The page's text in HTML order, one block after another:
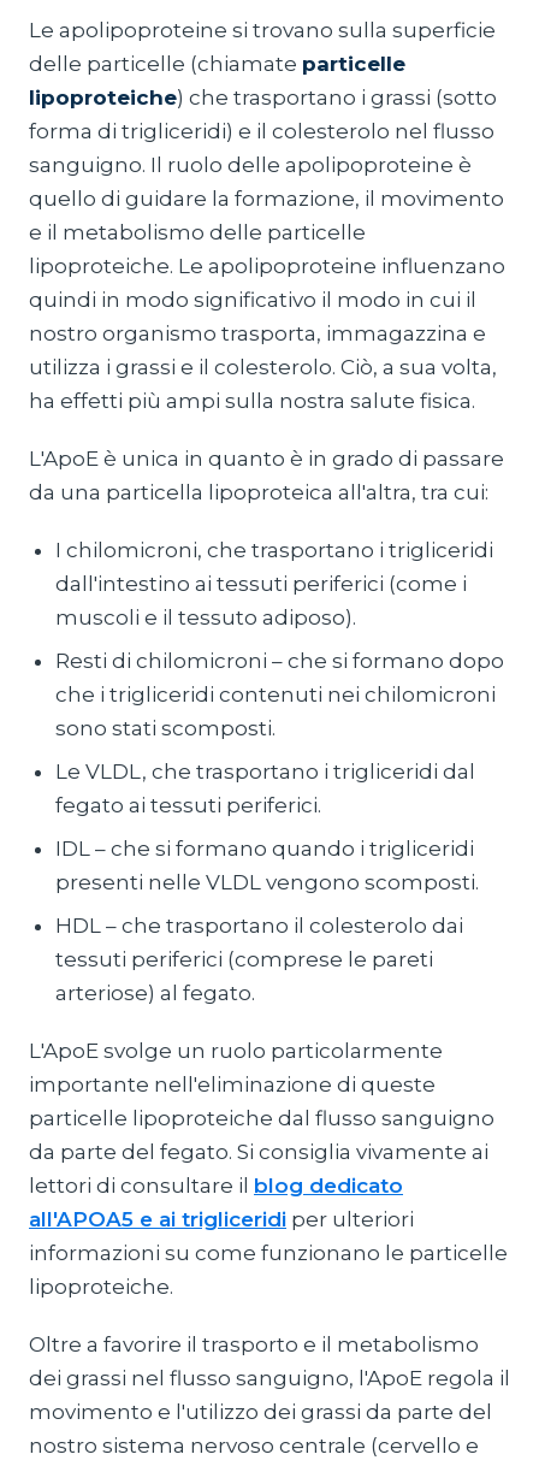
Le apolipoproteine si trovano sulla superficie
delle particelle (chiamate particelle
lipoproteiche) che trasportano i grassi (sotto
forma di trigliceridi) e il colesterolo nel flusso
sanguigno. Il ruolo delle apolipoproteine è
quello di guidare la formazione, il movimento
e il metabolismo delle particelle
lipoproteiche. Le apolipoproteine influenzano
quindi in modo significativo il modo in cui il
nostro organismo trasporta, immagazzina e
utilizza i grassi e il colesterolo. Ciò, a sua volta,
ha effetti più ampi sulla nostra salute fisica.
L'ApoE è unica in quanto è in grado di passare
da una particella lipoproteica all'altra, tra cui:
I chilomicroni, che trasportano i trigliceridi
dall'intestino ai tessuti periferici (come i
muscoli e il tessuto adiposo).
Resti di chilomicroni – che si formano dopo
che i trigliceridi contenuti nei chilomicroni
sono stati scomposti.
Le VLDL, che trasportano i trigliceridi dal
fegato ai tessuti periferici.
IDL – che si formano quando i trigliceridi
presenti nelle VLDL vengono scomposti.
HDL – che trasportano il colesterolo dai
tessuti periferici (comprese le pareti
arteriose) al fegato.
L'ApoE svolge un ruolo particolarmente
importante nell'eliminazione di queste
particelle lipoproteiche dal flusso sanguigno
da parte del fegato. Si consiglia vivamente ai
lettori di consultare il blog dedicato
all'APOA5 e ai trigliceridi per ulteriori
informazioni su come funzionano le particelle
lipoproteiche.
Oltre a favorire il trasporto e il metabolismo
dei grassi nel flusso sanguigno, l'ApoE regola il
movimento e l'utilizzo dei grassi da parte del
nostro sistema nervoso centrale (cervello e